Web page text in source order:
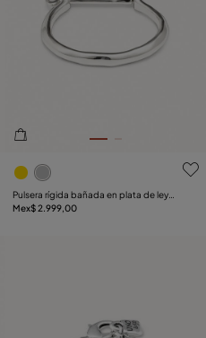
3.2de 5 Valoración del
Pulsera rígida bañada en plata de ley
mujer con cierre tipo grillete
Mex$ 2.999,00